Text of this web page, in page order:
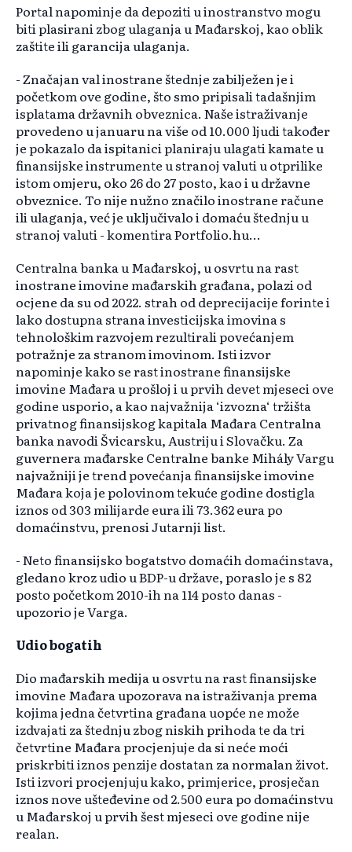
Portal napominje da depoziti u inostranstvo mogu
biti plasirani zbog ulaganja u Mađarskoj, kao oblik
zaštite ili garancija ulaganja.
- Značajan val inostrane štednje zabilježen je i
početkom ove godine, što smo pripisali tadašnjim
isplatama državnih obveznica. Naše istraživanje
provedeno u januaru na više od 10.000 ljudi također
je pokazalo da ispitanici planiraju ulagati kamate u
finansijske instrumente u stranoj valuti u otprilike
istom omjeru, oko 26 do 27 posto, kao i u državne
obveznice. To nije nužno značilo inostrane račune
ili ulaganja, već je uključivalo i domaću štednju u
stranoj valuti - komentira Portfolio.hu...
Centralna banka u Mađarskoj, u osvrtu na rast
inostrane imovine mađarskih građana, polazi od
ocjene da su od 2022. strah od deprecijacije forinte i
lako dostupna strana investicijska imovina s
tehnološkim razvojem rezultirali povećanjem
potražnje za stranom imovinom. Isti izvor
napominje kako se rast inostrane finansijske
imovine Mađara u prošloj i u prvih devet mjeseci ove
godine usporio, a kao najvažnija ‘izvozna‘ tržišta
privatnog finansijskog kapitala Mađara Centralna
banka navodi Švicarsku, Austriju i Slovačku. Za
guvernera mađarske Centralne banke Mihály Vargu
najvažniji je trend povećanja finansijske imovine
Mađara koja je polovinom tekuće godine dostigla
iznos od 303 milijarde eura ili 73.362 eura po
domaćinstvu, prenosi Jutarnji list.
- Neto finansijsko bogatstvo domaćih domaćinstava,
gledano kroz udio u BDP-u države, poraslo je s 82
posto početkom 2010-ih na 114 posto danas -
upozorio je Varga.
Udio bogatih
Dio mađarskih medija u osvrtu na rast finansijske
imovine Mađara upozorava na istraživanja prema
kojima jedna četvrtina građana uopće ne može
izdvajati za štednju zbog niskih prihoda te da tri
četvrtine Mađara procjenjuje da si neće moći
priskrbiti iznos penzije dostatan za normalan život.
Isti izvori procjenjuju kako, primjerice, prosječan
iznos nove ušteđevine od 2.500 eura po domaćinstvu
u Mađarskoj u prvih šest mjeseci ove godine nije
realan.